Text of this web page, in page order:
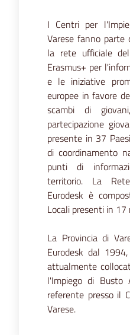
I Centri per
Varese fanno parte
la rete ufficiale
Erasmus+ per
e le iniziative
europee in favore
scambi di
partecipazione
presente in 37
di coordinamento
punti di
territorio. La
Eurodesk è
Locali presenti in 17
La Provincia di
Eurodesk dal
attualmente
l'Impiego di Busto
referente presso il
Varese.